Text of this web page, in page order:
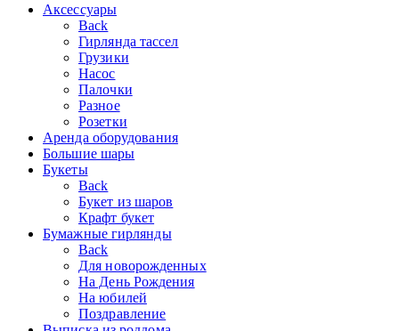
Аксессуары
Back
Гирлянда тассел
Грузики
Насос
Палочки
Разное
Розетки
Аренда оборудования
Большие шары
Букеты
Back
Букет из шаров
Крафт букет
Бумажные гирлянды
Back
Для новорожденных
На День Рождения
На юбилей
Поздравление